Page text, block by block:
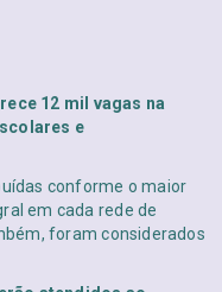
12 mil vagas na
e
conforme o maior
em cada rede de
foram considerados